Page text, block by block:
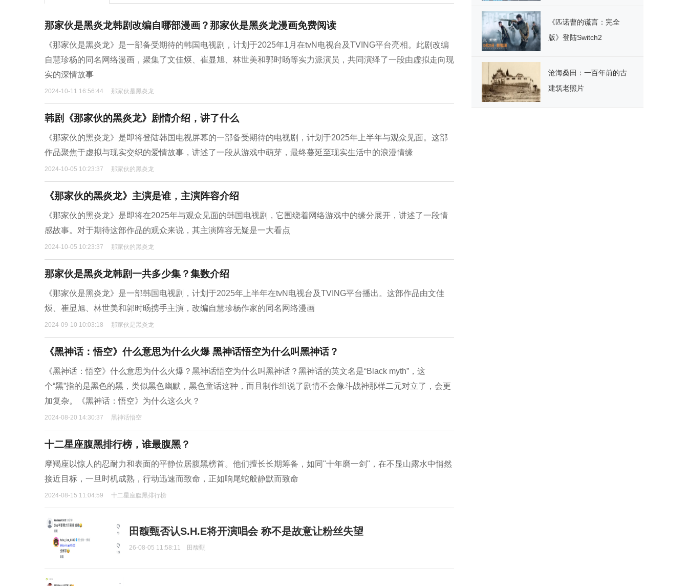
那家伙是黑炎龙韩剧改编自哪部漫画？那家伙是黑炎龙漫画免费阅读
《那家伙是黑炎龙》是一部备受期待的韩国电视剧，计划于2025年1月在tvN电视台及TVING平台亮相。此剧改编
自慧珍杨的同名网络漫画，聚集了文佳煐、崔显旭、林世美和郭时旸等实力派演员，共同演绎了一段由虚拟走向现
实的深情故事
2024-10-11 16:56:44 那家伙是黑炎龙
韩剧《那家伙的黑炎龙》剧情介绍，讲了什么
《那家伙的黑炎龙》是即将登陆韩国电视屏幕的一部备受期待的电视剧，计划于2025年上半年与观众见面。这部
作品聚焦于虚拟与现实交织的爱情故事，讲述了一段从游戏中萌芽，最终蔓延至现实生活中的浪漫情缘
2024-10-05 10:23:37 那家伙的黑炎龙
《那家伙的黑炎龙》主演是谁，主演阵容介绍
《那家伙的黑炎龙》是即将在2025年与观众见面的韩国电视剧，它围绕着网络游戏中的缘分展开，讲述了一段情
感故事。对于期待这部作品的观众来说，其主演阵容无疑是一大看点
2024-10-05 10:23:37 那家伙的黑炎龙
那家伙是黑炎龙韩剧一共多少集？集数介绍
《那家伙是黑炎龙》是一部韩国电视剧，计划于2025年上半年在tvN电视台及TVING平台播出。这部作品由文佳
煐、崔显旭、林世美和郭时旸携手主演，改编自慧珍杨作家的同名网络漫画
2024-09-10 10:03:18 那家伙是黑炎龙
《黑神话：悟空》什么意思为什么火爆 黑神话悟空为什么叫黑神话？
《黑神话：悟空》什么意思为什么火爆？黑神话悟空为什么叫黑神话？黑神话的英文名是“Black myth”，这
个“黑”指的是黑色的黑，类似黑色幽默，黑色童话这种，而且制作组说了剧情不会像斗战神那样二元对立了，会更
加复杂。《黑神话：悟空》为什么这么火？
2024-08-20 14:30:37 黑神话悟空
十二星座腹黑排行榜，谁最腹黑？
摩羯座以惊人的忍耐力和表面的平静位居腹黑榜首。他们擅长长期筹备，如同"十年磨一剑"，在不显山露水中悄然
接近目标，一旦时机成熟，行动迅速而致命，正如响尾蛇般静默而致命
2024-08-15 11:04:59 十二星座腹黑排行榜
田馥甄否认S.H.E将开演唱会 称不是故意让粉丝失望
26-08-05 11:58:11 田馥甄
《匹诺曹的谎言：完全
版》登陆Switch2
沧海桑田：一百年前的古
建筑老照片